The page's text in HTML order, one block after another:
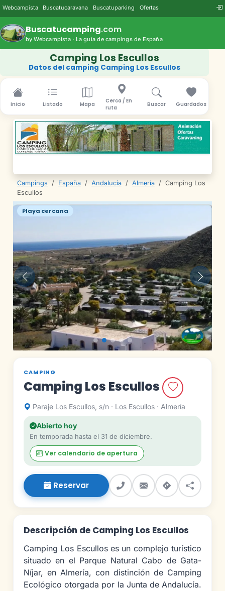
Webcampista Buscatucaravana Buscatuparking Ofertas
Buscatucamping.com
by Webcampista · La guía de campings de España
Camping Los Escullos
Datos del camping Camping Los Escullos
Inicio Listado Mapa
Cerca / En
ruta
Buscar Guardados
Campings / España / Andalucía / Almería / Camping Los
Escullos
Playa cercana
Anterior
CAMPING
Camping Los Escullos
Paraje Los Escullos, s/n · Los Escullos · Almería
Abierto hoy
En temporada hasta el 31 de diciembre.
Ver calendario de apertura
Reservar
Descripción de Camping Los Escullos
Camping Los Escullos es un complejo turístico
situado en el Parque Natural Cabo de Gata-
Níjar, en Almería, con distinción de Camping
Ecológico otorgada por la Junta de Andalucía.